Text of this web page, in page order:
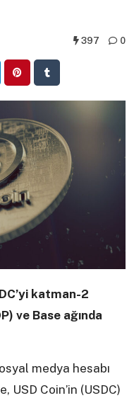
397 0
katman-2
ve Base ağında
medya hesabı
USD Coin’in (USDC)